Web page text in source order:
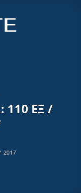
110 ΕΞ /
2017